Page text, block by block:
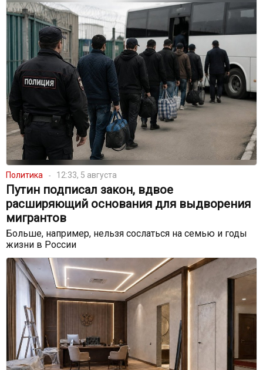
Политика 12:33, 5 августа
Путин подписал закон, вдвое
расширяющий основания для выдворения
мигрантов
Больше, например, нельзя сослаться на семью и годы
жизни в России